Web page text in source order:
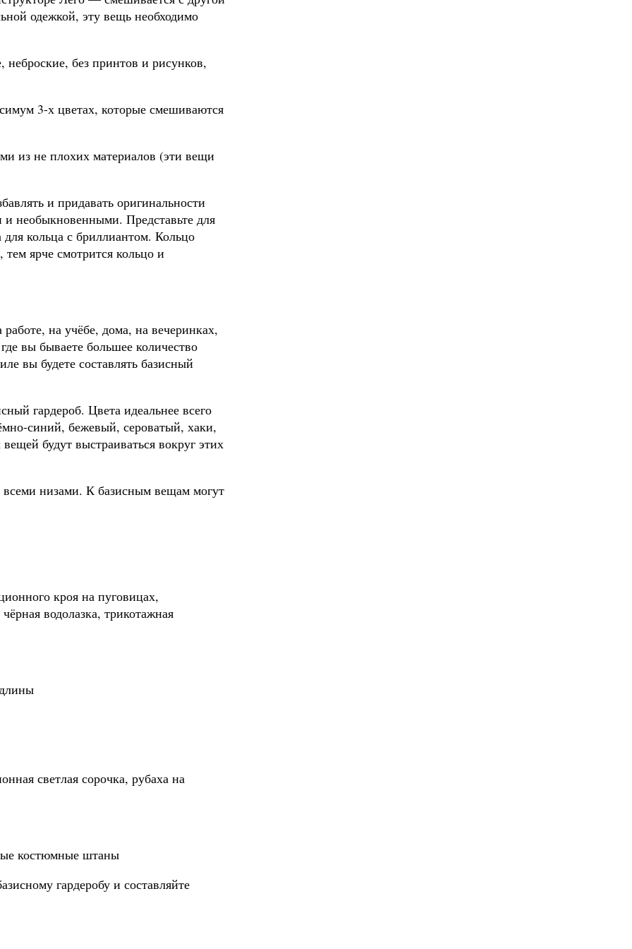
одежкой, эту вещь необходимо
без принтов и рисунков,
3-х цветах, которые смешиваются
из не плохих материалов (эти вещи
и придавать оригинальности
необыкновенными. Представьте для
для кольца с бриллиантом. Кольцо
ярче смотрится кольцо и
на учёбе, дома, на вечеринках,
вы бываете большее количество
вы будете составлять базисный
гардероб. Цвета идеальнее всего
синий, бежевый, сероватый, хаки,
будут выстраиваться вокруг этих
низами. К базисным вещам могут
кроя на пуговицах,
водолазка, трикотажная
светлая сорочка, рубаха на
костюмные штаны
гардеробу и составляйте